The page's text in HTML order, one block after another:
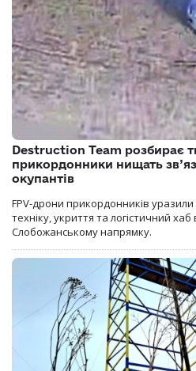
Destruction Team розбирає
прикордонники нищать
окупантів
FPV-дрони прикордонників уразили
техніку, укриття та логістичний
Слобожанському напрямку.